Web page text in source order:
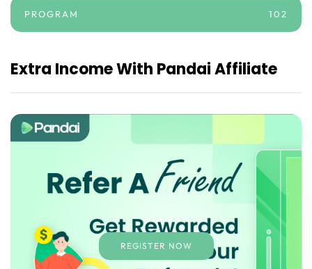
PROGRAM 102
Extra Income With Pandai Affiliate
REGISTER NOW